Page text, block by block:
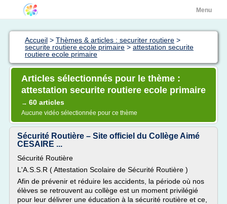
Menu
Accueil > Thèmes & articles : securiter routiere >
securite routiere ecole primaire > attestation securite
routiere ecole primaire
Articles sélectionnés pour le thème :
attestation securite routiere ecole primaire
→ 60 articles
Aucune vidéo sélectionnée pour ce thème
Sécurité Routière – Site officiel du Collège Aimé
CESAIRE ...
Sécurité Routière
L'A.S.S.R ( Attestation Scolaire de Sécurité Routière )
Afin de prévenir et réduire les accidents, la période où nos
élèves se retrouvent au collège est un moment privilégié
pour leur délivrer une éducation à la sécurité routière et ce,